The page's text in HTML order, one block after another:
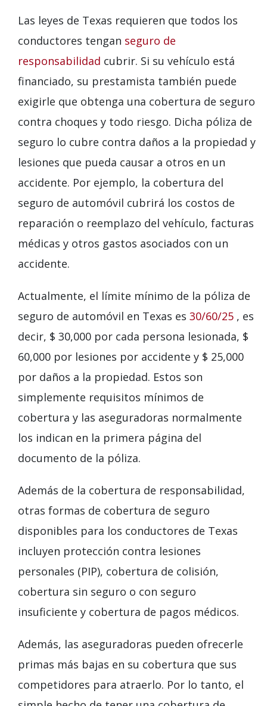
Las leyes de Texas requieren que todos los
conductores tengan seguro de
responsabilidad cubrir. Si su vehículo está
financiado, su prestamista también puede
exigirle que obtenga una cobertura de seguro
contra choques y todo riesgo. Dicha póliza de
seguro lo cubre contra daños a la propiedad y
lesiones que pueda causar a otros en un
accidente. Por ejemplo, la cobertura del
seguro de automóvil cubrirá los costos de
reparación o reemplazo del vehículo, facturas
médicas y otros gastos asociados con un
accidente.
Actualmente, el límite mínimo de la póliza de
seguro de automóvil en Texas es 30/60/25 , es
decir, $ 30,000 por cada persona lesionada, $
60,000 por lesiones por accidente y $ 25,000
por daños a la propiedad. Estos son
simplemente requisitos mínimos de
cobertura y las aseguradoras normalmente
los indican en la primera página del
documento de la póliza.
Además de la cobertura de responsabilidad,
otras formas de cobertura de seguro
disponibles para los conductores de Texas
incluyen protección contra lesiones
personales (PIP), cobertura de colisión,
cobertura sin seguro o con seguro
insuficiente y cobertura de pagos médicos.
Además, las aseguradoras pueden ofrecerle
primas más bajas en su cobertura que sus
competidores para atraerlo. Por lo tanto, el